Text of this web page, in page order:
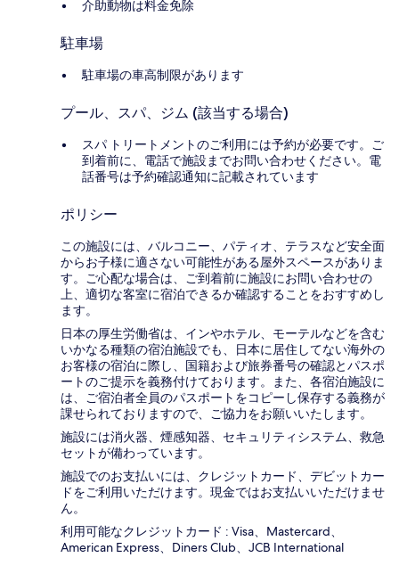
介助動物は料金免除
駐車場
駐車場の車高制限があります
プール、スパ、ジム (該当する場合)
スパ トリートメントのご利用には予約が必要です。ご
到着前に、電話で施設までお問い合わせください。電
話番号は予約確認通知に記載されています
ポリシー
この施設には、バルコニー、パティオ、テラスなど安全面
からお子様に適さない可能性がある屋外スペースがありま
す。ご心配な場合は、ご到着前に施設にお問い合わせの
上、適切な客室に宿泊できるか確認することをおすすめし
ます。
日本の厚生労働省は、インやホテル、モーテルなどを含む
いかなる種類の宿泊施設でも、日本に​居住してない海外の
お客様の宿泊に際し、国籍および旅券番号の確認とパスポ
ートのご提示を義務付け​ております。また、各宿泊施設に
は、ご宿泊者全員のパスポートをコピーし保存する義務が
課せられておりますの​で、ご協力をお願いいたします。
施設には消火器、煙感知器、セキュリティシステム、救急
セットが備わっています。
施設でのお支払いには、クレジットカード、デビットカー
ドをご利用いただけます。現金ではお支払いいただけませ
ん。
利用可能なクレジットカード : Visa、Mastercard、
American Express、Diners Club、JCB International